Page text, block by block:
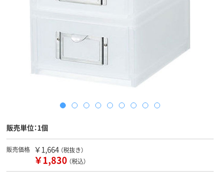
販売単位：1個
販売価格 ￥1,664 （税抜き）
￥1,830 （税込）